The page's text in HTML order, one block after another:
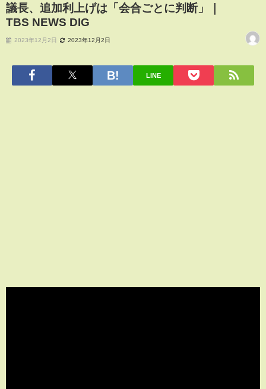
議長、追加利上げは「会合ごとに判断」｜
TBS NEWS DIG
2023年12月2日 2023年12月2日
LINE